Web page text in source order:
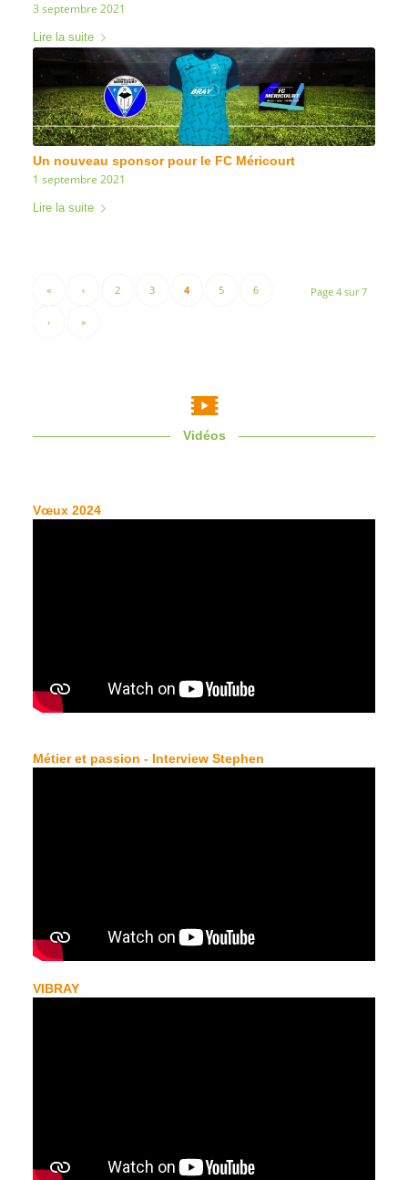
3 septembre 2021
Lire la suite
Un nouveau sponsor pour le FC Méricourt
1 septembre 2021
Lire la suite
Page 4 sur 7
« ‹ 2 3 4 5 6
› »
Vidéos
Vœux 2024
Métier et passion - Interview Stephen
VIBRAY